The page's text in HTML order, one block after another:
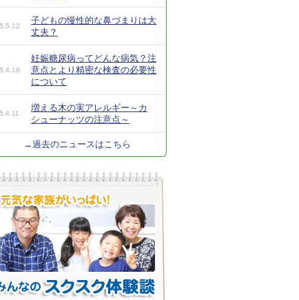
子どもの慢性的な鼻づまりは大
丈夫？
妊娠糖尿病ってどんな病気？注
意点とより精密な検査の必要性
について
増える木の実アレルギー～カ
シューナッツの注意点～
→過去のニュースはこちら